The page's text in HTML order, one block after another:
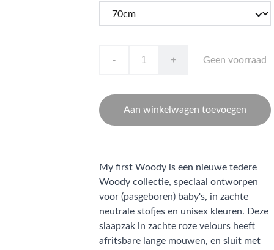
- + Geen voorraad
Aan winkelwagen toevoegen
My first Woody is een nieuwe tedere
Woody collectie, speciaal ontworpen
voor (pasgeboren) baby's, in zachte
neutrale stofjes en unisex kleuren. Deze
slaapzak in zachte roze velours heeft
afritsbare lange mouwen, en sluit met